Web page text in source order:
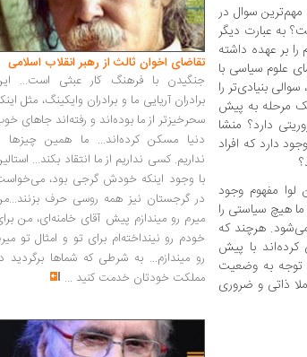
سوال در
به عبارت دیگر
بر عهده داشته
علوم سیاسی با
بنیادی‌تر را
مرحله به پیش
دارد؟ منشا
دارد که افراد
مفهوم وجود
هیچ سیاستی را
هرچند که
با پیش
توجه به وضعیت
ذاتی و ضروری
تقاضای اخوان ثالث از رهبر انقلاب اسلامی
جنگیدن با فرهنگ کار عبثی است...
برادران آریایی ما و برادران وایکینگ، مثل
سحرخیزتر از ما بوده‌اند و رفته‌اند جاهای
دنیا مسکن کرده‌اند... ما همین چیزها
نداریم. کسی نداریم از ما انتقاد بکند...
با وجود اینکه خودش گرجی بود،
در گرجستان نیز همه روسی حرف
میرم رو میندازم پیش آقای خامنه‌ای، من
خودم رو نینداخته‌ام برای تو و امثال تو
رو میندازم... به شرطی که شماها برگردید
مملکت خودتان خدمت کنید ...